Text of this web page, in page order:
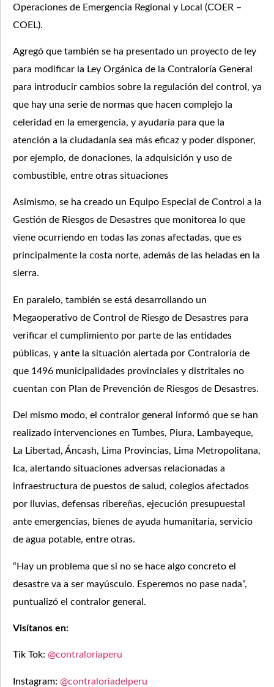
Operaciones de Emergencia Regional y Local (COER –
COEL).
Agregó que también se ha presentado un proyecto de ley
para modificar la Ley Orgánica de la Contraloría General
para introducir cambios sobre la regulación del control, ya
que hay una serie de normas que hacen complejo la
celeridad en la emergencia, y ayudaría para que la
atención a la ciudadanía sea más eficaz y poder disponer,
por ejemplo, de donaciones, la adquisición y uso de
combustible, entre otras situaciones
Asimismo, se ha creado un Equipo Especial de Control a la
Gestión de Riesgos de Desastres que monitorea lo que
viene ocurriendo en todas las zonas afectadas, que es
principalmente la costa norte, además de las heladas en la
sierra.
En paralelo, también se está desarrollando un
Megaoperativo de Control de Riesgo de Desastres para
verificar el cumplimiento por parte de las entidades
públicas, y ante la situación alertada por Contraloría de
que 1496 municipalidades provinciales y distritales no
cuentan con Plan de Prevención de Riesgos de Desastres.
Del mismo modo, el contralor general informó que se han
realizado intervenciones en Tumbes, Piura, Lambayeque,
La Libertad, Áncash, Lima Provincias, Lima Metropolitana,
Ica, alertando situaciones adversas relacionadas a
infraestructura de puestos de salud, colegios afectados
por lluvias, defensas ribereñas, ejecución presupuestal
ante emergencias, bienes de ayuda humanitaria, servicio
de agua potable, entre otras.
“Hay un problema que si no se hace algo concreto el
desastre va a ser mayúsculo. Esperemos no pase nada”,
puntualizó el contralor general.
Visítanos en:
Tik Tok: @contraloriaperu
Instagram: @contraloriadelperu